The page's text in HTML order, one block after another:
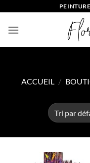
contenu
ACCUEIL /